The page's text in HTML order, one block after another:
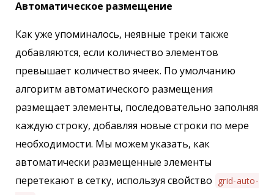
Автоматическое размещение
Как уже упоминалось, неявные треки также
добавляются, если количество элементов
превышает количество ячеек. По умолчанию
алгоритм автоматического размещения
размещает элементы, последовательно заполняя
каждую строку, добавляя новые строки по мере
необходимости. Мы можем указать, как
автоматически размещенные элементы
перетекают в сетку, используя свойство grid-auto-